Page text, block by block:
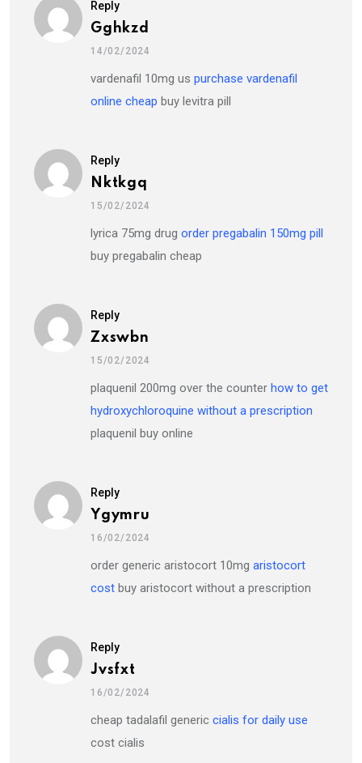
Reply
Gghkzd
14/02/2024
vardenafil 10mg us purchase vardenafil
online cheap buy levitra pill
Reply
Nktkgq
15/02/2024
lyrica 75mg drug order pregabalin 150mg pill
buy pregabalin cheap
Reply
Zxswbn
15/02/2024
plaquenil 200mg over the counter how to get
hydroxychloroquine without a prescription
plaquenil buy online
Reply
Ygymru
16/02/2024
order generic aristocort 10mg aristocort
cost buy aristocort without a prescription
Reply
Jvsfxt
16/02/2024
cheap tadalafil generic cialis for daily use
cost cialis